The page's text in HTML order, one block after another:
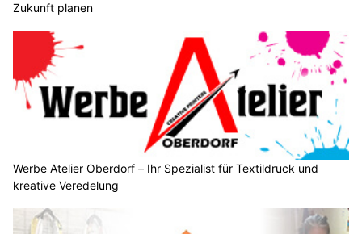
Zukunft planen
Werbe Atelier Oberdorf – Ihr Spezialist für Textildruck und
kreative Veredelung